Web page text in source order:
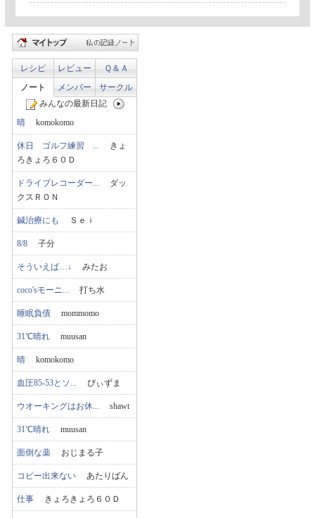
レシピ レビュー
Ｑ＆Ａ
ノート
メンバー
サークル
みんなの最新日記
晴 komokomo
休日 ゴルフ練習 ... きょ
ろきょろ６０Ｄ
ドライブレコーダー... ダッ
クスＲＯＮ
鍼治療にも Ｓｅｉ
8/8 子分
そういえば…↓ みたお
coco'sモーニ... 打ち水
睡眠負債 mommomo
31℃晴れ muusan
晴 komokomo
血圧85-53とソ... ぴぃずま
ウオーキングはお休... shawt
31℃晴れ muusan
面倒な薬 おじまる子
コピー出来ない あたりばん
仕事 きょろきょろ６０Ｄ